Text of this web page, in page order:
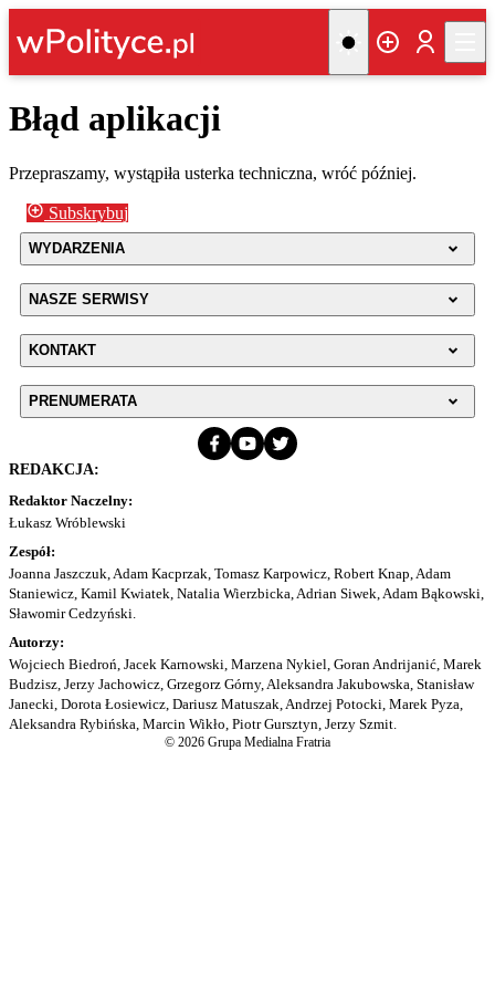
Błąd aplikacji
Przepraszamy, wystąpiła usterka techniczna, wróć później.
Subskrybuj
WYDARZENIA
NASZE SERWISY
KONTAKT
PRENUMERATA
REDAKCJA:
Redaktor Naczelny:
Łukasz Wróblewski
Zespół:
Joanna Jaszczuk, Adam Kacprzak, Tomasz Karpowicz, Robert Knap, Adam
Staniewicz, Kamil Kwiatek, Natalia Wierzbicka, Adrian Siwek, Adam Bąkowski,
Sławomir Cedzyński.
Autorzy:
Wojciech Biedroń, Jacek Karnowski, Marzena Nykiel, Goran Andrijanić, Marek
Budzisz, Jerzy Jachowicz, Grzegorz Górny, Aleksandra Jakubowska, Stanisław
Janecki, Dorota Łosiewicz, Dariusz Matuszak, Andrzej Potocki, Marek Pyza,
Aleksandra Rybińska, Marcin Wikło, Piotr Gursztyn, Jerzy Szmit.
© 2026 Grupa Medialna Fratria